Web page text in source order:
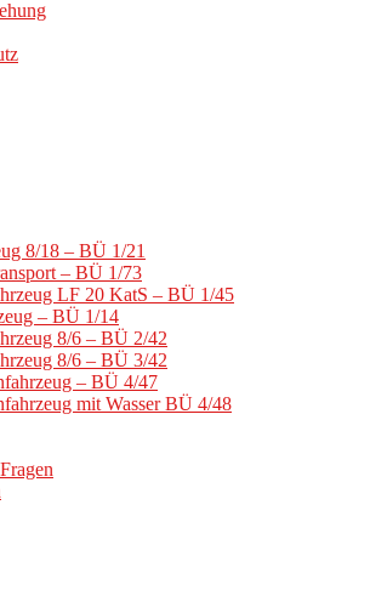
8/18 – BÜ 1/21
– BÜ 1/73
LF 20 KatS – BÜ 1/45
– BÜ 1/14
8/6 – BÜ 2/42
8/6 – BÜ 3/42
– BÜ 4/47
mit Wasser BÜ 4/48